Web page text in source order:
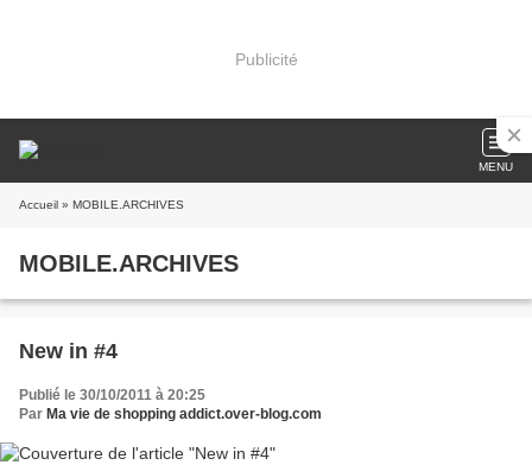
Publicité
MENU
Accueil » MOBILE.ARCHIVES
MOBILE.ARCHIVES
New in #4
Publié le 30/10/2011 à 20:25
Par Ma vie de shopping addict.over-blog.com